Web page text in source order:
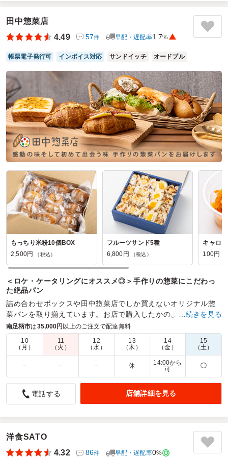
が対応いただきとても助かりました。サイトがランキングに
なっているため見やすいです。配送もしっかり時間内に配送
いただきスムーズに受け取り出来ました。
ご利用シーン： －
神奈川県厚木市恩名
2025/03/28
旬の郷の口コミをもっと見る
田中惣菜店
4.49
57件 早配・遅配率1.7%
帳票電子発行可 インボイス対応 サンドイッチ オードブル
もっちり米粉10個BOX
2,500円
（税込）
フルーツサンド5種
6,800円
（税込）
キャロ
100円
＜ロケ・ケータリングにオススメ◎＞手作りの惣菜にこだわっ
た絶品パン
詰め合わせボックスや田中惣菜店でしか買えないオリジナル惣
菜パンを取り揃えています。お店で購入したかのようなオリジ
ナルの青い袋にパンを詰め、お届けします。
商品数： 締切日時： 2日前16:00 価格帯：
100円～1,200円
配達時間：
8:00～19:00
彩りも味もよく好評でした！
4.0 株式会社MTG
した。ひとつひとつのサイズがちょうどよく、朝でも食べや
すいボリューム感でした。個包装のようにフィルムで包まれ
ていたため、スタッフ同士で分けやすく、撮影現場でも扱い
やすかったです。定番の味から少し変わった味まで種類があ
…続きを見る
南足柄市は35,000円 以上のご注文で配達無料
10
（月）
11
（火）
12
（水）
13
（木）
14
（金）
15
（土）
－ － － 休
14:00から
可
◯
電話する 店舗詳細を見る
洋食SATO
4.32
86件 早配・遅配率0%